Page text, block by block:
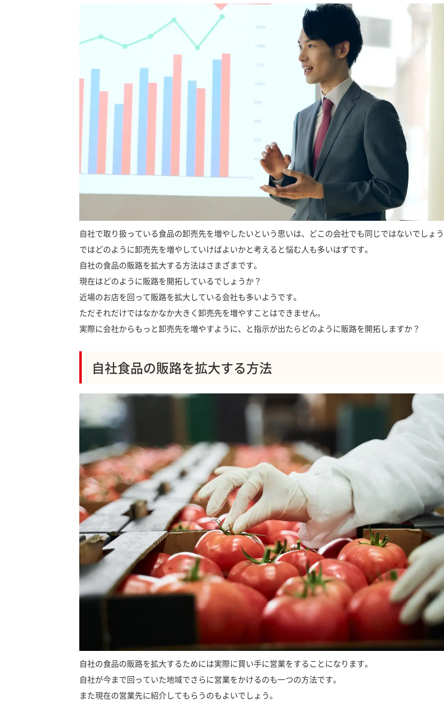
自社で取り扱っている食品の卸売先を増やしたいという思いは、どこの会社でも同じではないでしょ
ではどのように卸売先を増やしていけばよいかと考えると悩む人も多いはずです。
自社の食品の販路を拡大する方法はさまざまです。
現在はどのように販路を開拓しているでしょうか？
近場のお店を回って販路を拡大している会社も多いようです。
ただそれだけではなかなか大きく卸売先を増やすことはできません。
実際に会社からもっと卸売先を増やすように、と指示が出たらどのように販路を開拓しますか？
自社食品の販路を拡大する方法
自社の食品の販路を拡大するためには実際に買い手に営業をすることになります。
自社が今まで回っていた地域でさらに営業をかけるのも一つの方法です。
また現在の営業先に紹介してもらうのもよいでしょう。